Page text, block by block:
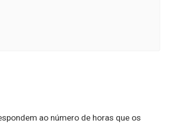
ao número de horas que os